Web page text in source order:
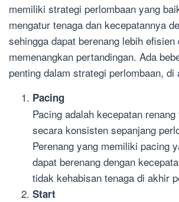
memiliki strategi perlombaan yang
mengatur tenaga dan kecepatannya
sehingga dapat berenang lebih efisien
memenangkan pertandingan. Ada
penting dalam strategi perlombaan, di
Pacing
Pacing adalah kecepatan
secara konsisten sepanjang
Perenang yang memiliki pacing
dapat berenang dengan
tidak kehabisan tenaga di akhir
Start